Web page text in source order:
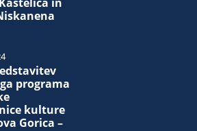
programa
kulture
Gorica –